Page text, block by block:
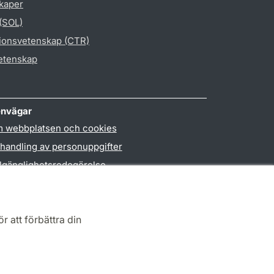
att förbättra din
(CTR)
webbplatsen och cookies
av personuppgifter